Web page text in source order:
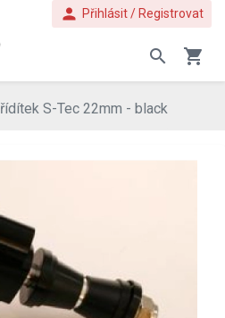
person Přihlásit / Registrovat
search shopping_cart
S-Tec 22mm - black